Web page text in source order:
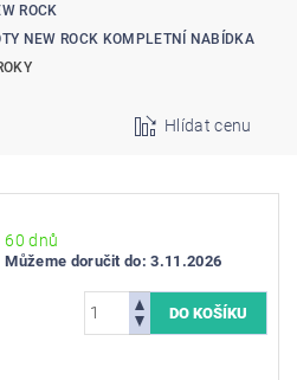
ROCK
NEW ROCK KOMPLETNÍ NABÍDKA
Hlídat cenu
60 dnů
Můžeme doručit do: 3.11.2026